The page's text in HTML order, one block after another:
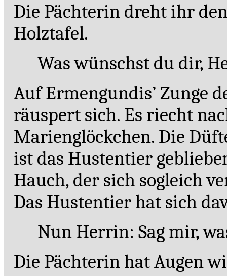
Die Pächterin dreht ihr
Holztafel.
Was wünschst du dir,
Auf Ermengundis’ Zunge
räuspert sich. Es riecht
Marienglöckchen. Die
ist das Hustentier
Hauch, der sich sogleich
Das Hustentier hat sich
Nun Herrin: Sag mir,
Die Pächterin hat Augen